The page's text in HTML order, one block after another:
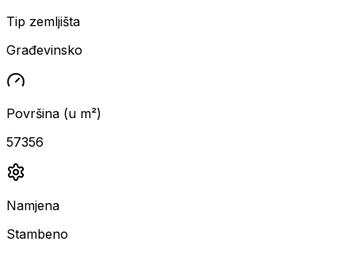
Tip zemljišta
Građevinsko
Površina (u m²)
57356
Namjena
Stambeno